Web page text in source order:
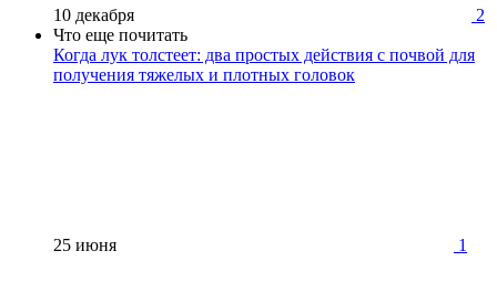
10 декабря
2
Что еще почитать
Когда лук толстеет: два простых действия с почвой для
получения тяжелых и плотных головок
25 июня 1